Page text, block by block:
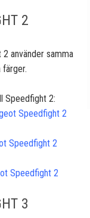
2
använder samma
färger.
Speedfight 2:
Speedfight 2
Speedfight 2
Speedfight 2
3